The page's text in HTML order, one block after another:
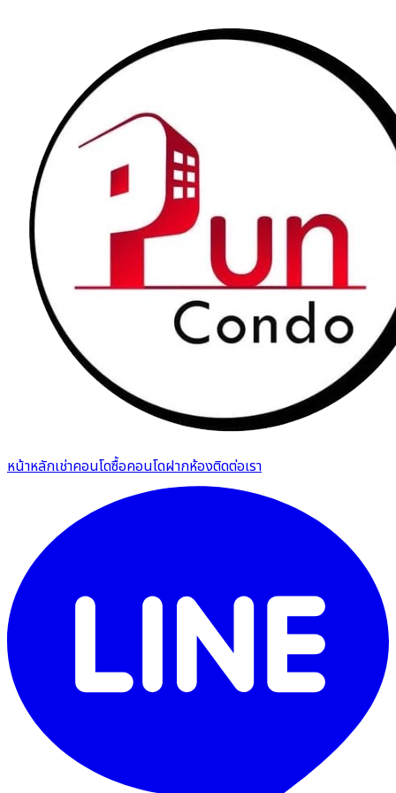
หน้าหลักเช่าคอนโดซื้อคอนโดฝากห้องติดต่อเรา